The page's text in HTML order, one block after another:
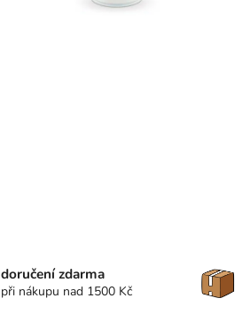
doručení zdarma
při nákupu nad 1500 Kč